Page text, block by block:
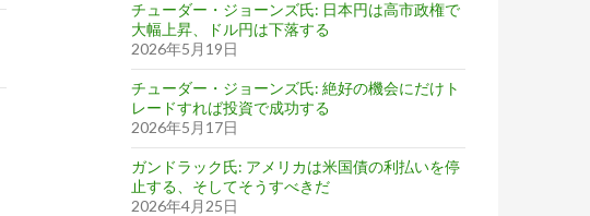
チューダー・ジョーンズ氏: 日本円は高市政権で
大幅上昇、ドル円は下落する
2026年5月19日
チューダー・ジョーンズ氏: 絶好の機会にだけト
レードすれば投資で成功する
2026年5月17日
ガンドラック氏: アメリカは米国債の利払いを停
止する、そしてそうすべきだ
2026年4月25日